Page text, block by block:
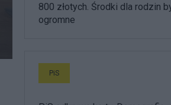
800 złotych. Środki dla rodzin
ogromne
PiS